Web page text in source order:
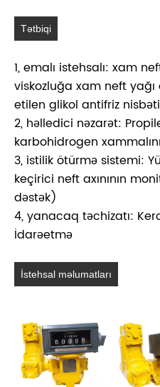
Tətbiqi
1, emalı istehsalı: xam
viskozluğa xam neft
etilen glikol antifriz nisbəti
2, həlledici nəzarət:
karbohidrogen
3, istilik ötürmə sistemi:
keçirici neft axınının
dəstək)
4, yanacaq təchizatı:
İdarəetmə
İstehsal məlumatları